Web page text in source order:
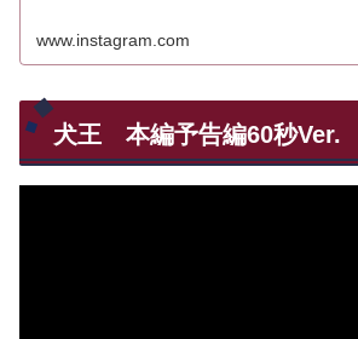
www.instagram.com
犬王 本編予告編60秒Ver.